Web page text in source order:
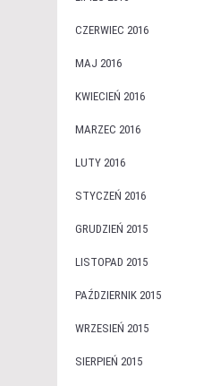
CZERWIEC 2016
MAJ 2016
KWIECIEŃ 2016
MARZEC 2016
LUTY 2016
STYCZEŃ 2016
GRUDZIEŃ 2015
LISTOPAD 2015
PAŹDZIERNIK 2015
WRZESIEŃ 2015
SIERPIEŃ 2015